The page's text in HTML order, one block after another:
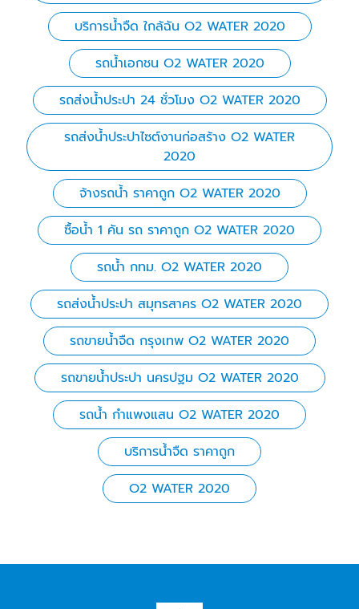
บริการน้ำจืด ใกล้ฉัน O2 WATER 2020
รถน้ำเอกชน O2 WATER 2020
รถส่งน้ำประปา 24 ชั่วโมง O2 WATER 2020
รถส่งน้ำประปาไซต์งานก่อสร้าง O2 WATER
2020
จ้างรถน้ำ ราคาถูก O2 WATER 2020
ซื้อน้ำ 1 คัน รถ ราคาถูก O2 WATER 2020
รถน้ำ กทม. O2 WATER 2020
รถส่งน้ําประปา สมุทรสาคร O2 WATER 2020
รถขายน้ำจืด กรุงเทพ O2 WATER 2020
รถขายน้ำประปา นครปฐม O2 WATER 2020
รถน้ำ กำแพงแสน O2 WATER 2020
บริการน้ำจืด ราคาถูก
O2 WATER 2020